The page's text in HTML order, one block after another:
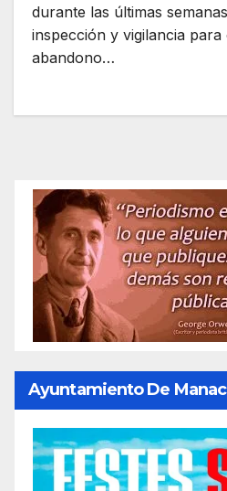
durante las últimas
inspección y vigilancia
abandono…
Ayuntamiento De